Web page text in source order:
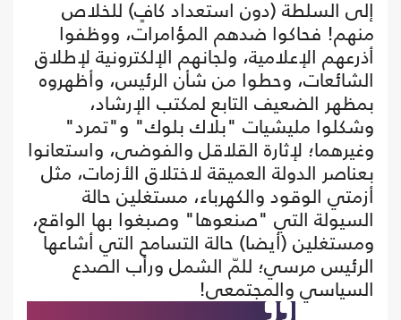
إلى السلطة (دون استعداد كافٍ) للخلاص
منهم! فحاكوا ضدهم المؤامرات، ووظفوا
أذرعهم الإعلامية، ولجانهم الإلكترونية لإطلاق
الشائعات، وحطوا من شأن الرئيس، وأظهروه
بمظهر الضعيف التابع لمكتب الإرشاد،
وشكلوا مليشيات "بلاك بلوك" و"تمرد"
وغيرهما؛ لإثارة القلاقل والفوضى، واستعانوا
بعناصر الدولة العميقة لاختلاق الأزمات، مثل
أزمتي الوقود والكهرباء، مستغلين حالة
السيولة التي "صنعوها" وصبغوا بها الواقع،
ومستغلين (أيضا) حالة التسامح التي أشاعها
الرئيس مرسي؛ للمّ الشمل ورأب الصدع
السياسي والمجتمعي!